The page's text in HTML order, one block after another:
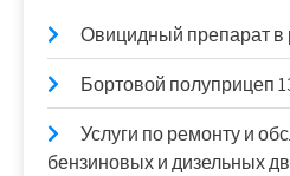
Овицидный препарат в
Бортовой полуприцеп
Услуги по ремонту и
бензиновых и дизельных